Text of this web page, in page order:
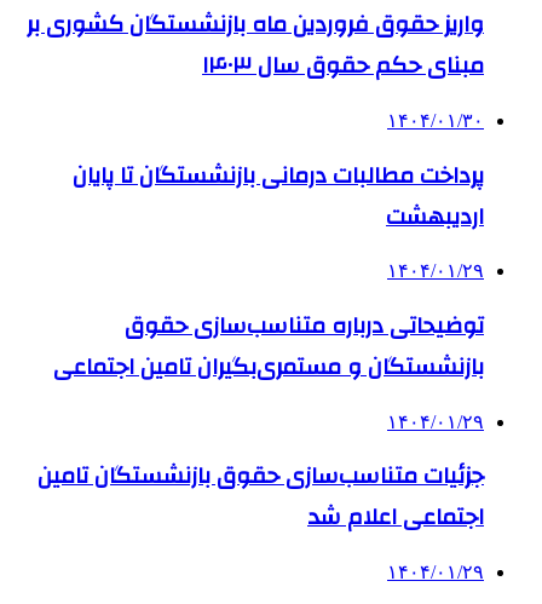
واریز حقوق فروردین ماه بازنشستگان کشوری بر
مبنای حکم حقوق سال ۱۴۰۳
۱۴۰۴/۰۱/۳۰
پرداخت مطالبات درمانی بازنشستگان تا پایان
اردیبهشت‌
۱۴۰۴/۰۱/۲۹
توضیحاتی درباره متناسب‌سازی حقوق
بازنشستگان و مستمری‌بگیران تامین اجتماعی
۱۴۰۴/۰۱/۲۹
جزئیات متناسب‌سازی حقوق بازنشستگان تامین
اجتماعی اعلام شد
۱۴۰۴/۰۱/۲۹